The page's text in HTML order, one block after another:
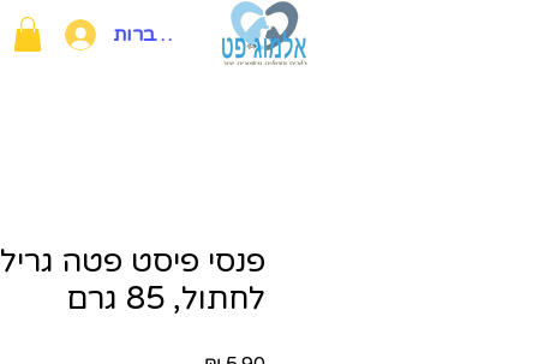
להתחברות
פנסי פיסט פטה
לחתול, 85 גרם